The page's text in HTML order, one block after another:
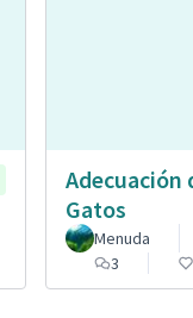
Adecuación
Gatos
Menuda
3